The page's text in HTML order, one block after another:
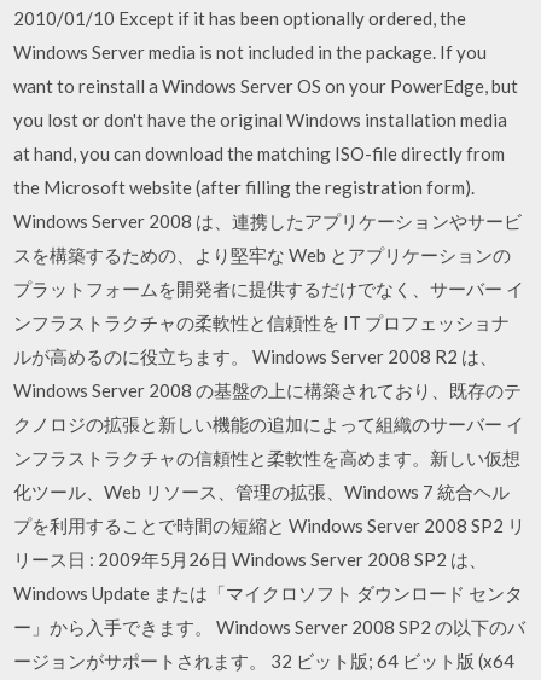
2010/01/10 Except if it has been optionally ordered, the
Windows Server media is not included in the package. If you
want to reinstall a Windows Server OS on your PowerEdge, but
you lost or don't have the original Windows installation media
at hand, you can download the matching ISO-file directly from
the Microsoft website (after filling the registration form).
Windows Server 2008 は、連携したアプリケーションやサービ
スを構築するための、より堅牢な Web とアプリケーションの
プラットフォームを開発者に提供するだけでなく、サーバー イ
ンフラストラクチャの柔軟性と信頼性を IT プロフェッショナ
ルが高めるのに役立ちます。 Windows Server 2008 R2 は、
Windows Server 2008 の基盤の上に構築されており、既存のテ
クノロジの拡張と新しい機能の追加によって組織のサーバー イ
ンフラストラクチャの信頼性と柔軟性を高めます。新しい仮想
化ツール、Web リソース、管理の拡張、Windows 7 統合ヘル
プを利用することで時間の短縮と Windows Server 2008 SP2 リ
リース日 : 2009年5月26日 Windows Server 2008 SP2 は、
Windows Update または「マイクロソフト ダウンロード センタ
ー」から入手できます。 Windows Server 2008 SP2 の以下のバ
ージョンがサポートされます。 32 ビット版; 64 ビット版 (x64